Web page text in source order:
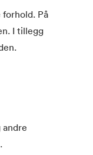
forhold. På
I tillegg